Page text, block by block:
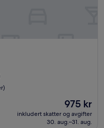
Prisen
er
975 kr
975 kr
inkludert skatter og avgifter
30. aug.–31. aug.